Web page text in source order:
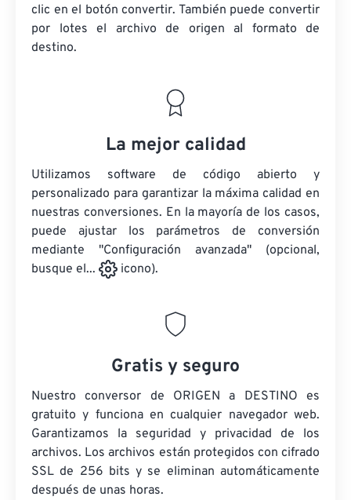
clic en el botón convertir. También puede convertir
por lotes el archivo de origen al formato de
destino.
La mejor calidad
Utilizamos software de código abierto y
personalizado para garantizar la máxima calidad en
nuestras conversiones. En la mayoría de los casos,
puede ajustar los parámetros de conversión
mediante "Configuración avanzada" (opcional,
busque el...
icono).
Gratis y seguro
Nuestro conversor de ORIGEN a DESTINO es
gratuito y funciona en cualquier navegador web.
Garantizamos la seguridad y privacidad de los
archivos. Los archivos están protegidos con cifrado
SSL de 256 bits y se eliminan automáticamente
después de unas horas.